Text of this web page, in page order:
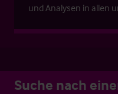
und Analysen in allen
Suche nach